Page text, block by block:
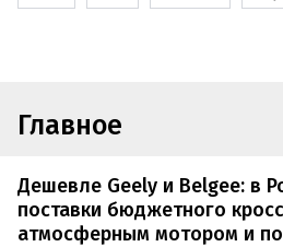
Главное
Дешевле Geely и Belgee: в
поставки бюджетного
атмосферным мотором и